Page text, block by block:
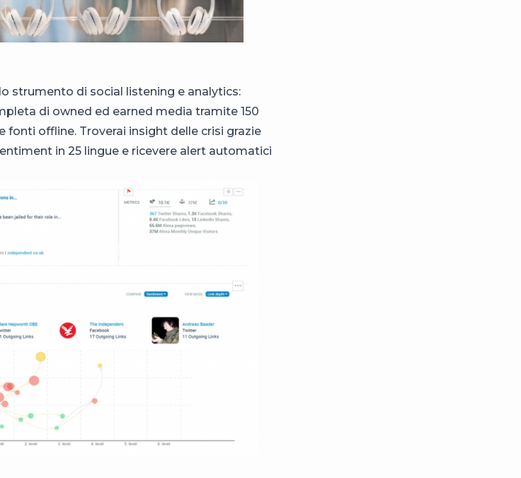
strumento di social listening e analytics:
di owned ed earned media tramite 150
fonti offline. Troverai insight delle crisi grazie
in 25 lingue e ricevere alert automatici